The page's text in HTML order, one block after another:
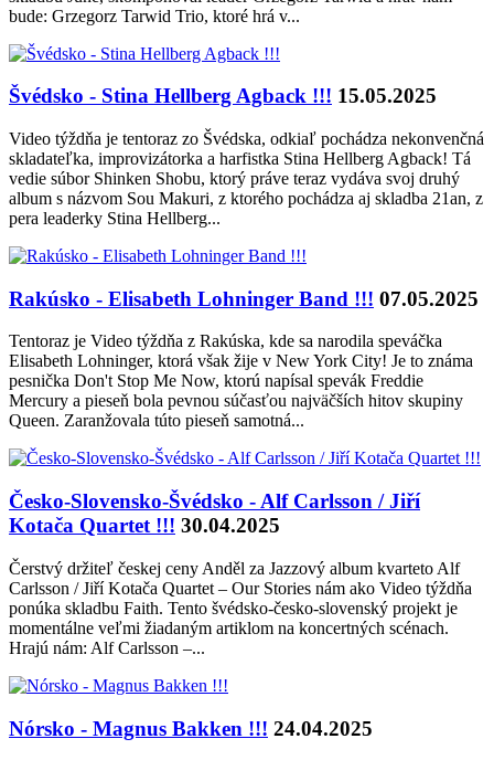
bude: Grzegorz Tarwid Trio, ktoré hrá v...
Švédsko - Stina Hellberg Agback !!! 15.05.2025
Video týždňa je tentoraz zo Švédska, odkiaľ pochádza nekonvenčná
skladateľka, improvizátorka a harfistka Stina Hellberg Agback! Tá
vedie súbor Shinken Shobu, ktorý práve teraz vydáva svoj druhý
album s názvom Sou Makuri, z ktorého pochádza aj skladba 21an, z
pera leaderky Stina Hellberg...
Rakúsko - Elisabeth Lohninger Band !!! 07.05.2025
Tentoraz je Video týždňa z Rakúska, kde sa narodila speváčka
Elisabeth Lohninger, ktorá však žije v New York City! Je to známa
pesnička Don't Stop Me Now, ktorú napísal spevák Freddie
Mercury a pieseň bola pevnou súčasťou najväčších hitov skupiny
Queen. Zaranžovala túto pieseň samotná...
Česko-Slovensko-Švédsko - Alf Carlsson / Jiří
Kotača Quartet !!! 30.04.2025
Čerstvý držiteľ českej ceny Anděl za Jazzový album kvarteto Alf
Carlsson / Jiří Kotača Quartet – Our Stories nám ako Video týždňa
ponúka skladbu Faith. Tento švédsko-česko-slovenský projekt je
momentálne veľmi žiadaným artiklom na koncertných scénach.
Hrajú nám: Alf Carlsson –...
Nórsko - Magnus Bakken !!! 24.04.2025